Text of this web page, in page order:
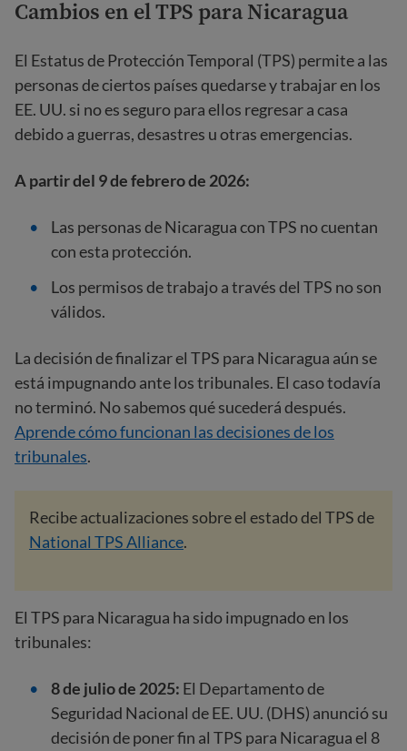
Cambios en el TPS para Nicaragua
El Estatus de Protección Temporal (TPS) permite a las
personas de ciertos países quedarse y trabajar en los
EE. UU. si no es seguro para ellos regresar a casa
debido a guerras, desastres u otras emergencias.
A partir del 9 de febrero de 2026:
Las personas de Nicaragua con TPS no cuentan
con esta protección.
Los permisos de trabajo a través del TPS no son
válidos.
La decisión de finalizar el TPS para Nicaragua aún se
está impugnando ante los tribunales. El caso todavía
no terminó. No sabemos qué sucederá después.
Aprende cómo funcionan las decisiones de los
tribunales.
Recibe actualizaciones sobre el estado del TPS de
National TPS Alliance.
El TPS para Nicaragua ha sido impugnado en los
tribunales:
8 de julio de 2025: El Departamento de
Seguridad Nacional de EE. UU. (DHS) anunció su
decisión de poner fin al TPS para Nicaragua el 8